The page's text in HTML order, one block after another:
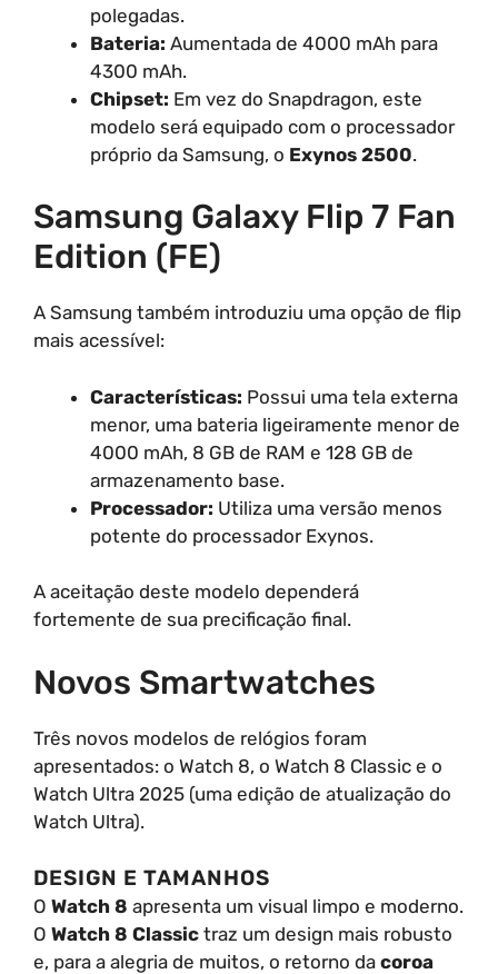
polegadas.
Bateria: Aumentada de 4000 mAh para
4300 mAh.
Chipset: Em vez do Snapdragon, este
modelo será equipado com o processador
próprio da Samsung, o Exynos 2500.
Samsung Galaxy Flip 7 Fan
Edition (FE)
A Samsung também introduziu uma opção de flip
mais acessível:
Características: Possui uma tela externa
menor, uma bateria ligeiramente menor de
4000 mAh, 8 GB de RAM e 128 GB de
armazenamento base.
Processador: Utiliza uma versão menos
potente do processador Exynos.
A aceitação deste modelo dependerá
fortemente de sua precificação final.
Novos Smartwatches
Três novos modelos de relógios foram
apresentados: o Watch 8, o Watch 8 Classic e o
Watch Ultra 2025 (uma edição de atualização do
Watch Ultra).
DESIGN E TAMANHOS
O Watch 8 apresenta um visual limpo e moderno.
O Watch 8 Classic traz um design mais robusto
e, para a alegria de muitos, o retorno da coroa